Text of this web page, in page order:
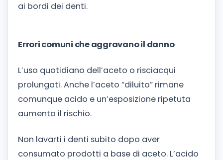
ai bordi dei denti.
Errori comuni che aggravano il danno
L’uso quotidiano dell’aceto o risciacqui
prolungati. Anche l’aceto “diluito” rimane
comunque acido e un’esposizione ripetuta
aumenta il rischio.
Non lavarti i denti subito dopo aver
consumato prodotti a base di aceto. L’acido